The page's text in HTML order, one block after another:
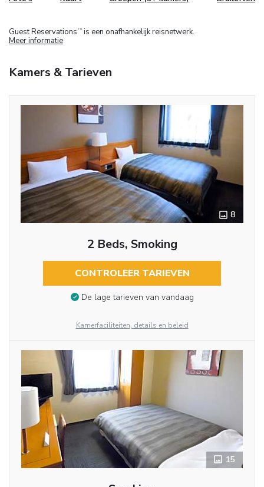
Guest Reservations TM is een onafhankelijk reisnetwerk.
Meer informatie
Kamers & Tarieven
8
2 Beds, Smoking
CONTROLEER TARIEVEN
De lage tarieven van vandaag
Kamerfaciliteiten, details en beleid
15